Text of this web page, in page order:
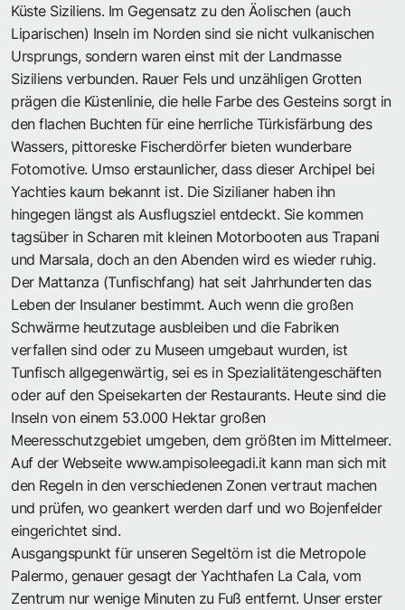
Küste Siziliens. Im Gegensatz zu den Äolischen (auch
Liparischen) Inseln im Norden sind sie nicht vulkanischen
Ursprungs, sondern waren einst mit der Landmasse
Siziliens verbunden. Rauer Fels und unzähligen Grotten
prägen die Küstenlinie, die helle Farbe des Gesteins sorgt in
den flachen Buchten für eine herrliche Türkisfärbung des
Wassers, pittoreske Fischerdörfer bieten wunderbare
Fotomotive. Umso erstaunlicher, dass dieser Archipel bei
Yachties kaum bekannt ist. Die Sizilianer haben ihn
hingegen längst als Ausflugsziel entdeckt. Sie kommen
tagsüber in Scharen mit kleinen Motorbooten aus Trapani
und Marsala, doch an den Abenden wird es wieder ruhig.
Der Mattanza (Tunfischfang) hat seit Jahrhunderten das
Leben der Insulaner bestimmt. Auch wenn die großen
Schwärme heutzutage ausbleiben und die Fabriken
verfallen sind oder zu Museen umgebaut wurden, ist
Tunfisch allgegenwärtig, sei es in Spezialitätengeschäften
oder auf den Speisekarten der Restaurants. Heute sind die
Inseln von einem 53.000 Hektar großen
Meeresschutzgebiet umgeben, dem größten im Mittelmeer.
Auf der Webseite www.ampisoleegadi.it kann man sich mit
den Regeln in den verschiedenen Zonen vertraut machen
und prüfen, wo geankert werden darf und wo Bojenfelder
eingerichtet sind.
Ausgangspunkt für unseren Segeltörn ist die Metropole
Palermo, genauer gesagt der Yachthafen La Cala, vom
Zentrum nur wenige Minuten zu Fuß entfernt. Unser erster